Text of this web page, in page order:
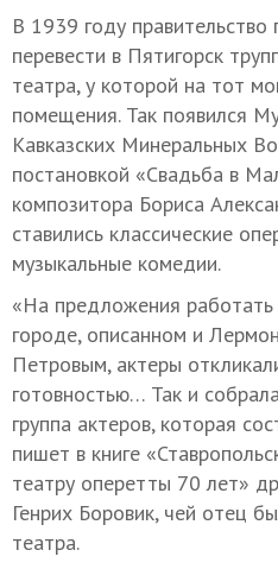
В 1939 году
перевести в Пятигорск
театра, у которой на тот
помещения. Так появился
Кавказских Минеральных
постановкой «Свадьба в
композитора Бориса
ставились классические
музыкальные комедии.
«На предложения
городе, описанном и
Петровым, актеры
готовностью… Так и
группа актеров, которая
пишет в книге
театру оперетты 70 лет»
Генрих Боровик, чей отец
театра.